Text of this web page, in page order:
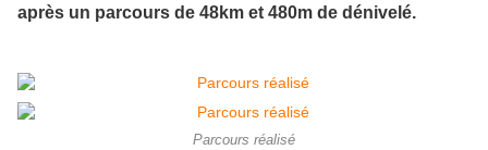
après un parcours de 48km et 480m de dénivelé.
Parcours réalisé